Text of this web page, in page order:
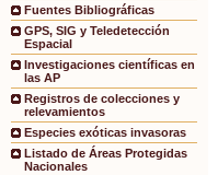
Fuentes Bibliográficas
GPS, SIG y Teledetección
Espacial
Investigaciones científicas en
las AP
Registros de colecciones y
relevamientos
Especies exóticas invasoras
Listado de Áreas Protegidas
Nacionales